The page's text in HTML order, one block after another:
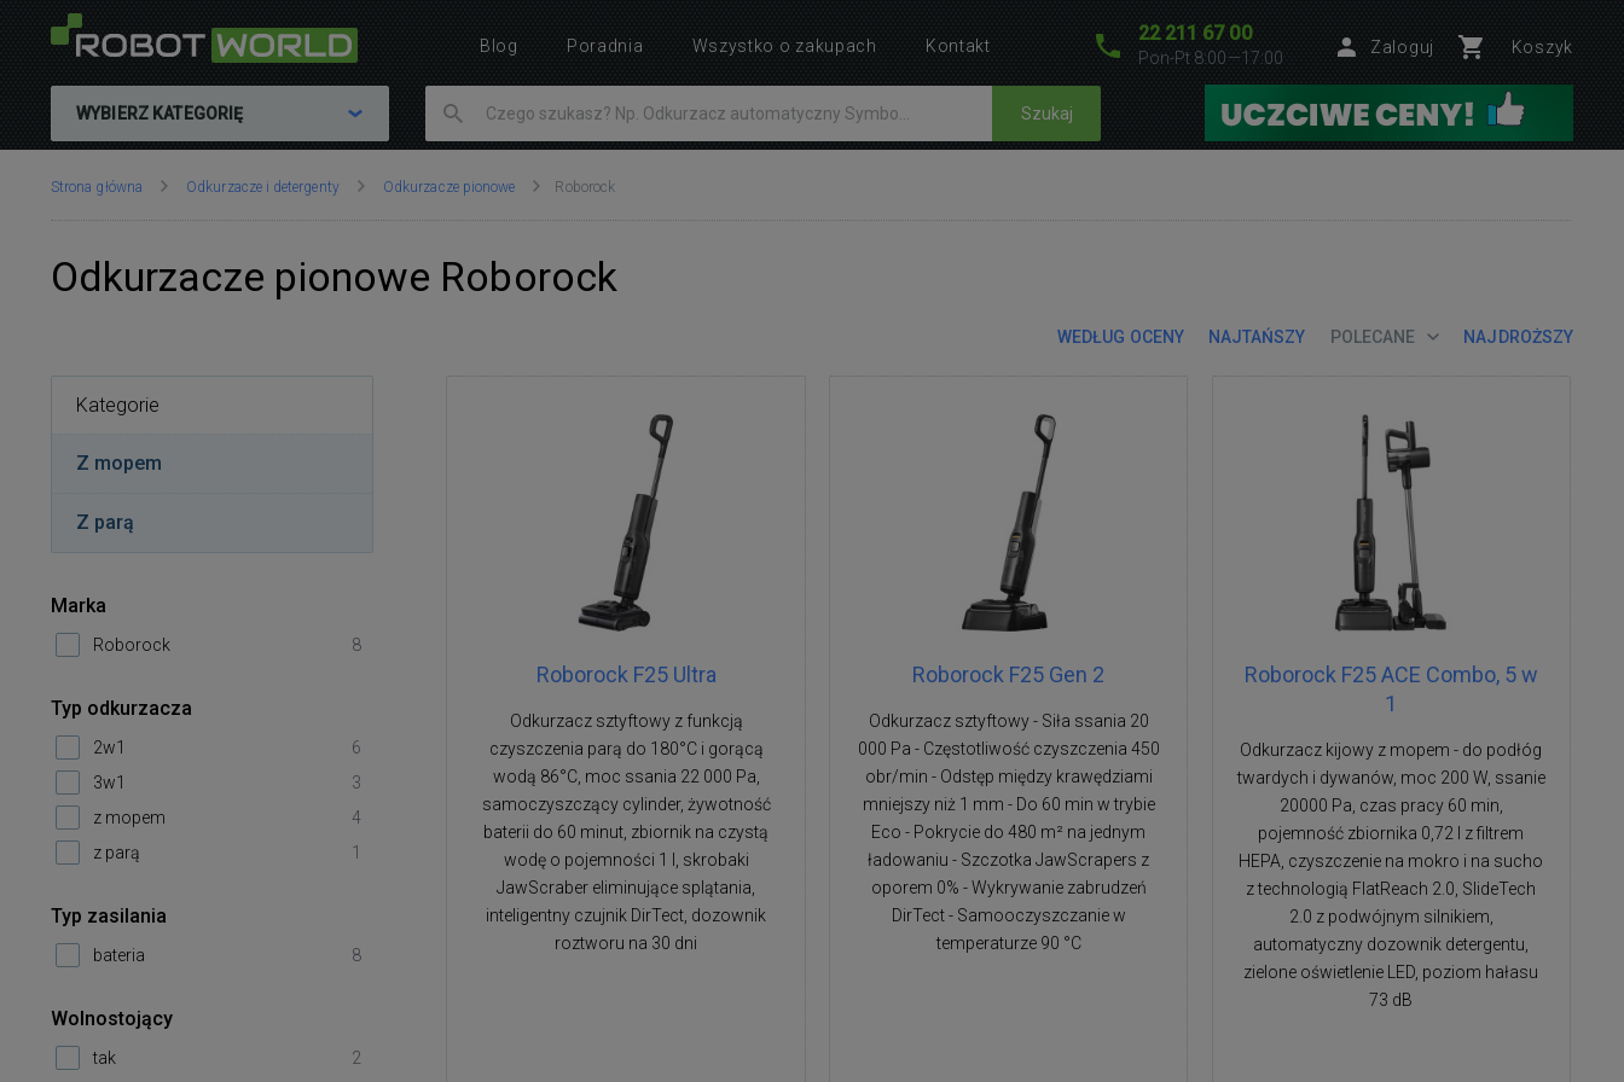
22 211 67 00
Pon-Pt 8:00—17:00
Zaloguj Koszyk
WYBIERZ KATEGORIĘ Szukaj
Znajdujesz
Strona główna Odkurzacze i detergenty Odkurzacze pionowe Roborock
Odkurzacze pionowe Roborock
WEDŁUG OCENY NAJTAŃSZY POLECANE NAJDROŻSZY
Roborock F25 Ultra
Odkurzacz sztyftowy z funkcją
czyszczenia parą do 180°C i gorącą
wodą 86°C, moc ssania 22 000 Pa,
samoczyszczący cylinder, żywotność
baterii do 60 minut, zbiornik na czystą
wodę o pojemności 1 l, skrobaki
JawScraber eliminujące splątania,
inteligentny czujnik DirTect, dozownik
roztworu na 30 dni
Roborock F25 Gen 2
Odkurzacz sztyftowy - Siła ssania 20
000 Pa - Częstotliwość czyszczenia 450
obr/min - Odstęp między krawędziami
mniejszy niż 1 mm - Do 60 min w trybie
Eco - Pokrycie do 480 m² na jednym
ładowaniu - Szczotka JawScrapers z
oporem 0% - Wykrywanie zabrudzeń
DirTect - Samooczyszczanie w
temperaturze 90 °C
Roborock F25 ACE Combo, 5 w
1
Odkurzacz kijowy z mopem - do podłóg
twardych i dywanów, moc 200 W, ssanie
20000 Pa, czas pracy 60 min,
pojemność zbiornika 0,72 l z filtrem
HEPA, czyszczenie na mokro i na sucho
z technologią FlatReach 2.0, SlideTech
2.0 z podwójnym silnikiem,
automatyczny dozownik detergentu,
zielone oświetlenie LED, poziom hałasu
73 dB
Kategorie
Z mopem
Z parą
Marka
Roborock 8
Typ odkurzacza
2w1
6
3w1
3
z mopem
4
z parą
1
Typ zasilania
bateria 8
Wolnostojący
tak 2
Blog Poradnia Wszystko o zakupach Kontakt